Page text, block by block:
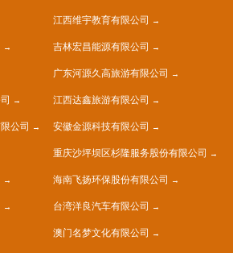
江西维宇教育有限公司
吉林宏昌能源有限公司
广东河源久高旅游有限公司
江西达鑫旅游有限公司
公司 安徽金源科技有限公司
重庆沙坪坝区杉隆服务股份有限公司
海南飞扬环保股份有限公司
台湾洋良汽车有限公司
澳门名梦文化有限公司